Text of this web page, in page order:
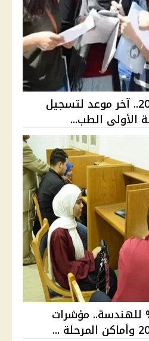
تنسيق الجامعات 2026.. آخر موعد لتسجيل
الأولى الطب...
للطب و87.9% للهندسة.. مؤشرات